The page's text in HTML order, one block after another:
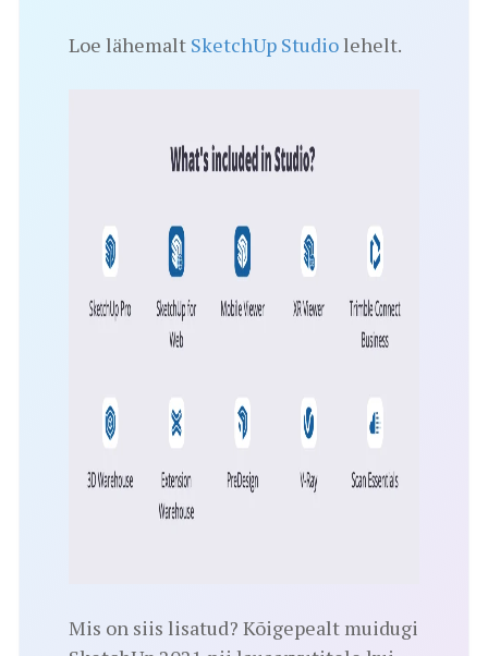
Loe lähemalt SketchUp Studiolehelt.
Mis on siis lisatud? Kõigepealt muidugi